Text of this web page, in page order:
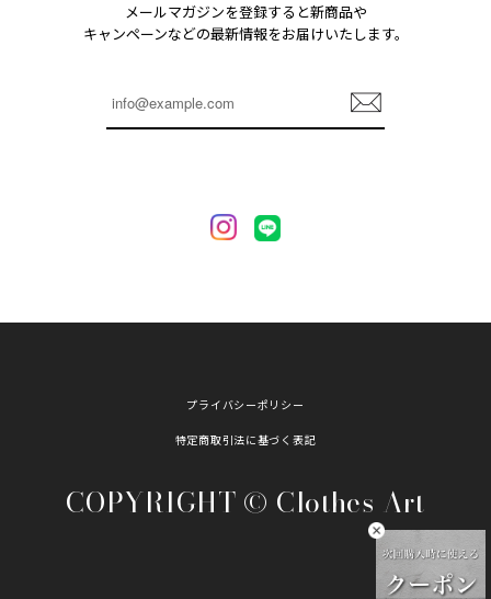
メールマガジンを登録すると新商品や
キャンペーンなどの最新情報をお届けいたします。
登
録
プライバシーポリシー
特定商取引法に基づく表記
COPYRIGHT © Clothes Art